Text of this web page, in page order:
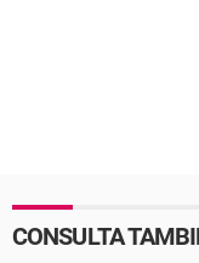
CONSULTA